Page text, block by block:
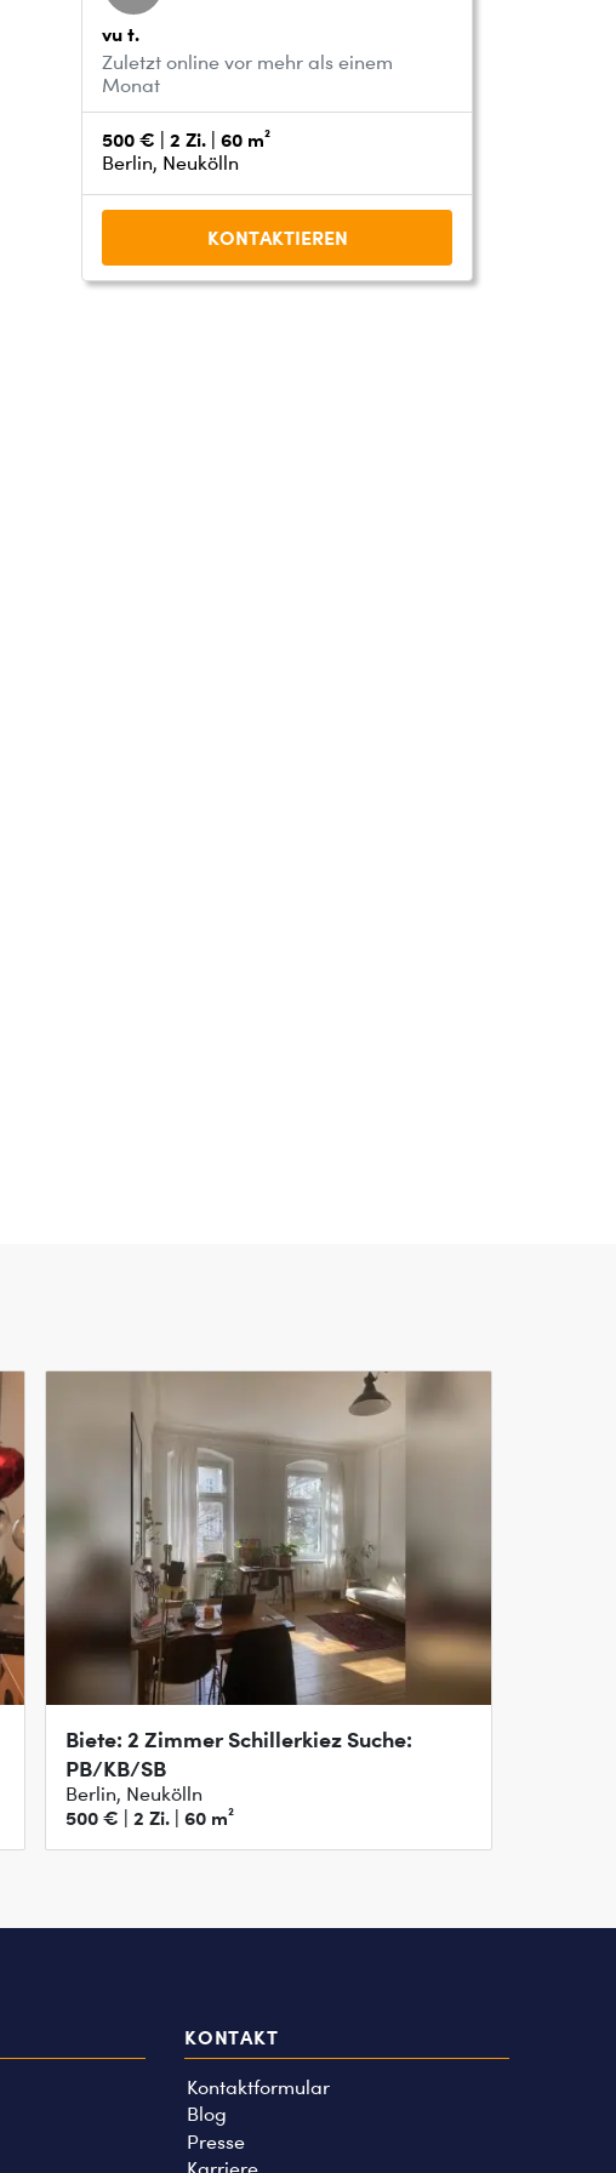
vu t.
Zuletzt online vor mehr als einem
Monat
500 € | 2 Zi. | 60 m²
Berlin, Neukölln
KONTAKTIEREN
Biete: 2 Zimmer Schillerkiez Suche:
PB/KB/SB
Berlin, Neukölln
500 € | 2 Zi. | 60 m²
KONTAKT
Kontaktformular
Blog
Presse